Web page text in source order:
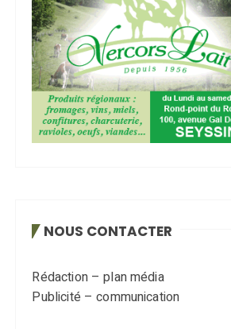
NOUS CONTACTER
Rédaction – plan média
Publicité – communication